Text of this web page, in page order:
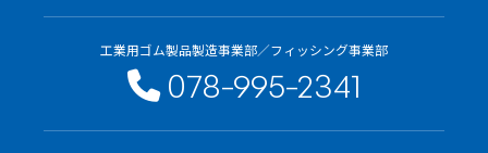
工業用ゴム製品製造事業部／フィッシング事業部
078-995-2341